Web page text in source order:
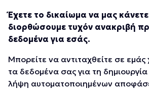
Έχετε το δικαίωμα να μας
διορθώσουμε τυχόν ανακριβή
δεδομένα για εσάς.
Μπορείτε να αντιταχθείτε σε
τα δεδομένα σας για τη
λήψη αυτοματοποιημένων